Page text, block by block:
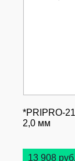
*PRIPRO-
2,0 мм
13 908 руб.